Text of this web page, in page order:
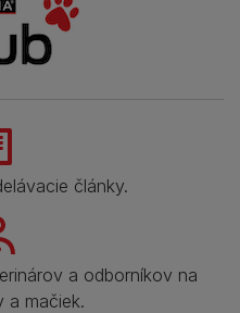
články.
a odborníkov na
a mačiek.